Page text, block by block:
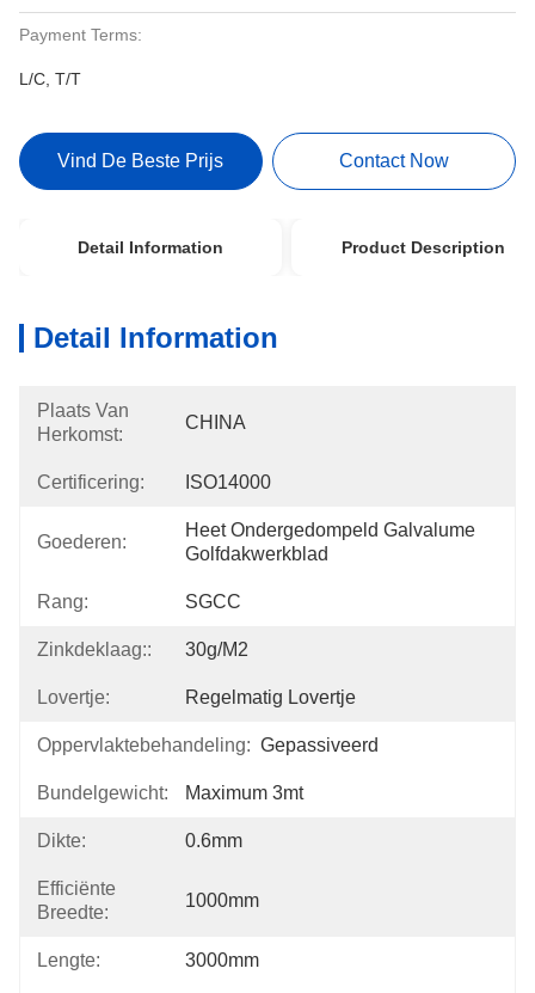
Payment Terms:
L/C, T/T
Vind De Beste Prijs Contact Now
Detail Information Product Description
Detail Information
Plaats Van
Herkomst:
CHINA
Certificering: ISO14000
Goederen:
Heet Ondergedompeld Galvalume
Golfdakwerkblad
Rang: SGCC
Zinkdeklaag:: 30g/m2
Lovertje: Regelmatig Lovertje
Oppervlaktebehandeling: Gepassiveerd
Bundelgewicht: Maximum 3mt
Dikte: 0.6mm
Efficiënte
Breedte:
1000mm
Lengte: 3000mm